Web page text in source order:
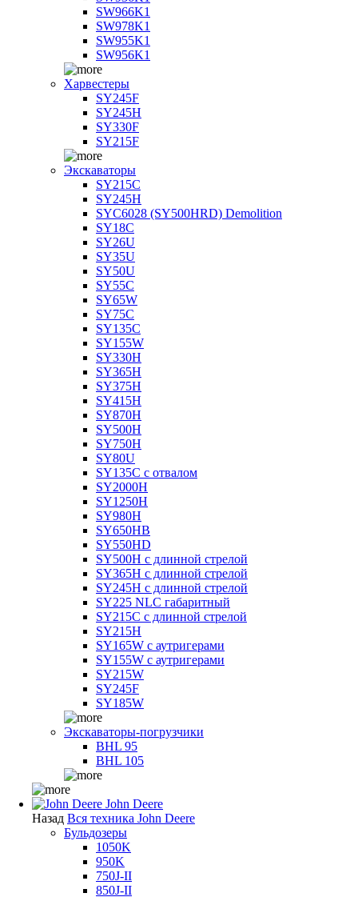
SW966K1
SW978K1
SW955K1
SW956K1
Харвестеры
SY245F
SY245H
SY330F
SY215F
Экскаваторы
SY215C
SY245H
SYC6028 (SY500HRD) Demolition
SY18C
SY26U
SY35U
SY50U
SY55C
SY65W
SY75C
SY135C
SY155W
SY330H
SY365H
SY375H
SY415H
SY870H
SY500H
SY750H
SY80U
SY135C с отвалом
SY2000H
SY1250H
SY980H
SY650HB
SY550HD
SY500H с длинной стрелой
SY365H с длинной стрелой
SY245H с длинной стрелой
SY225 NLC габаритный
SY215C с длинной стрелой
SY215H
SY165W с аутригерами
SY155W с аутригерами
SY215W
SY245F
SY185W
Экскаваторы-погрузчики
BHL 95
BHL 105
John Deere
Назад Вся техника John Deere
Бульдозеры
1050K
950K
750J-II
850J-II